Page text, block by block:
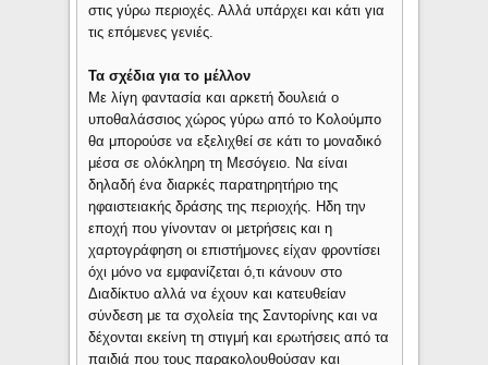
στις γύρω περιοχές. Αλλά υπάρχει και κάτι για
τις επόμενες γενιές.
Τα σχέδια για το μέλλον
Με λίγη φαντασία και αρκετή δουλειά ο
υποθαλάσσιος χώρος γύρω από το Κολούμπο
θα μπορούσε να εξελιχθεί σε κάτι το μοναδικό
μέσα σε ολόκληρη τη Μεσόγειο. Να είναι
δηλαδή ένα διαρκές παρατηρητήριο της
ηφαιστειακής δράσης της περιοχής. Ηδη την
εποχή που γίνονταν οι μετρήσεις και η
χαρτογράφηση οι επιστήμονες είχαν φροντίσει
όχι μόνο να εμφανίζεται ό,τι κάνουν στο
Διαδίκτυο αλλά να έχουν και κατευθείαν
σύνδεση με τα σχολεία της Σαντορίνης και να
δέχονται εκείνη τη στιγμή και ερωτήσεις από τα
παιδιά που τους παρακολουθούσαν και